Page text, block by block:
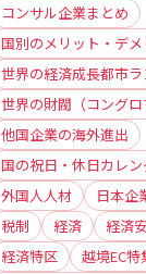
コンサル企業まとめ
国別のメリット・デメ
世界の経済成長都市
世界の財閥（コングロ
他国企業の海外進出
国の祝日・休日カレン
外国人人材
日本企
税制
経済
経済
経済特区
越境EC特